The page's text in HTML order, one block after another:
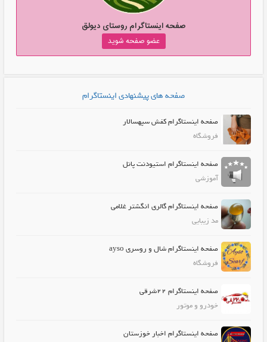
صفحه اینستاگرام روستای دیولق
عضو صفحه شوید
صفحه های پیشنهادی اینستاگرام
صفحه اینستاگرام کفش سپهسالار
فروشگاه
صفحه اینستاگرام استیودنت پانل
آموزشی
صفحه اینستاگرام گالری انگشتر غلامی
مد زیبایی
صفحه اینستاگرام شال و روسري ayso
فروشگاه
صفحه اینستاگرام 22شرقی
خودرو و موتور
صفحه اینستاگرام اخبار خوزستان